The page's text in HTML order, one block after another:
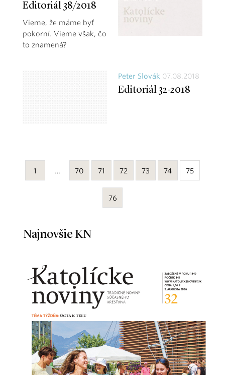
Editoriál 38/2018
Vieme, že máme byť
pokorní. Vieme však, čo
to znamená?
Peter Slovák 07.08.2018
Editoriál 32-2018
1 … 70 71 72 73 74 75
76
Najnovšie KN